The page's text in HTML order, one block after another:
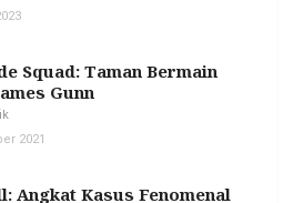
Squad: Taman Bermain
Gunn
2021
Angkat Kasus Fenomenal